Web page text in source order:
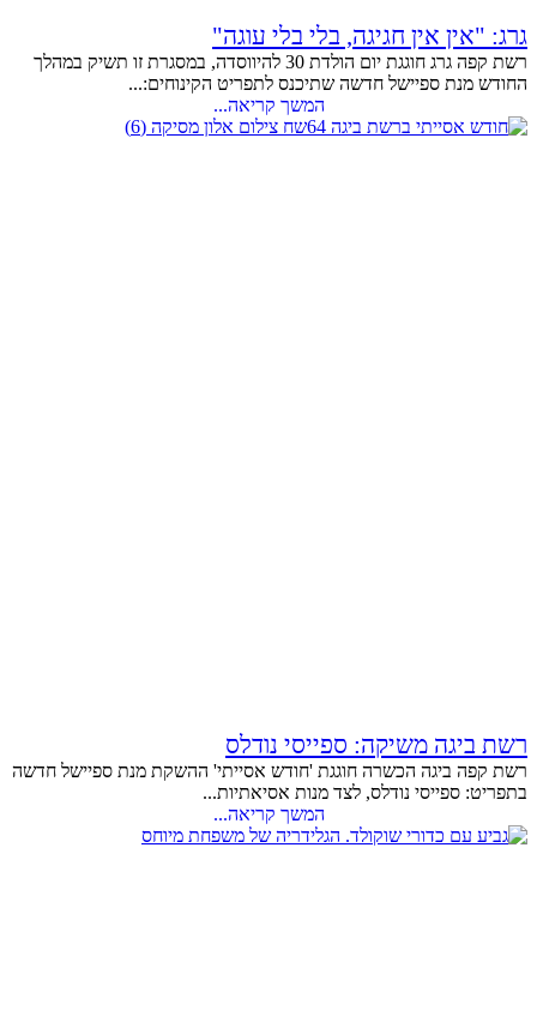
גרג: "אין אין חגיגה, בלי בלי עוגה"
רשת קפה גרג חוגגת יום הולדת 30 להיווסדה, במסגרת זו תשיק במהלך
החודש מנת ספיישל חדשה שתיכנס לתפריט הקינוחים:...
המשך קריאה...
רשת ביגה משיקה: ספייסי נודלס
רשת קפה ביגה הכשרה חוגגת 'חודש אסייתי' ההשקת מנת ספיישל חדשה
בתפריט: ספייסי נודלס, לצד מנות אסיאתיות...
המשך קריאה...